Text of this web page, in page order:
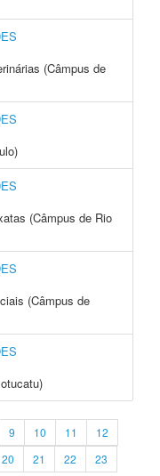
(Câmpus de
(Câmpus de Rio
(Câmpus de
9 10 11
12
20 21 22 23